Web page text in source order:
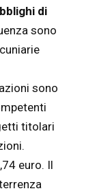
di
sono
sono
titolari
euro. Il